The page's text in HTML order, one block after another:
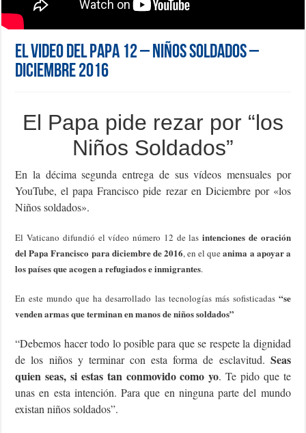
El Video del Papa 12 – Niños soldados –
Diciembre 2016
El Papa pide rezar por “los
Niños Soldados”
En la décima segunda entrega de sus vídeos mensuales por
YouTube, el papa Francisco pide rezar en Diciembre por «los
Niños soldados».
El Vaticano difundió el vídeo número 12 de lasintenciones de oración
del Papa Francisco para diciembre de 2016, en el queanima a apoyar a
los países que acogen a refugiados e inmigrantes.
En este mundo que ha desarrollado las tecnologías más sofisticadas“se
venden armas que terminan en manos de niños soldados”
“Debemos hacer todo lo posible para que se respete la dignidad
de los niños y terminar con esta forma de esclavitud. Seas
quien seas, si estas tan conmovido como yo. Te pido que te
unas en esta intención. Para que en ninguna parte del mundo
existan niños soldados”.